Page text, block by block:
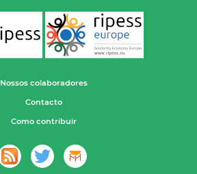
Nossos colaboradores
Contacto
Como contribuir